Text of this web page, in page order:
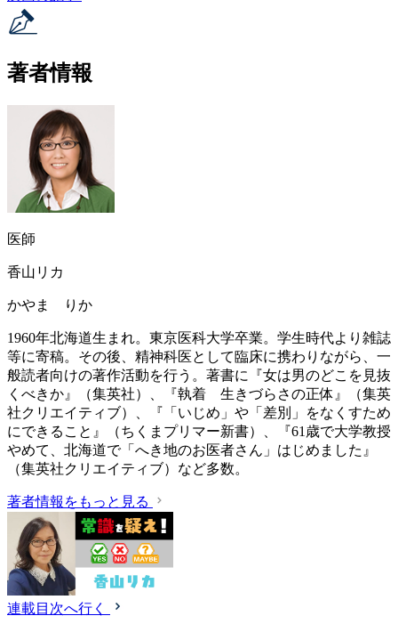
著者情報
医師
香山リカ
かやま りか
1960年北海道生まれ。東京医科大学卒業。学生時代より雑誌
等に寄稿。その後、精神科医として臨床に携わりながら、一
般読者向けの著作活動を行う。著書に『女は男のどこを見抜
くべきか』（集英社）、『執着 生きづらさの正体』（集英
社クリエイティブ）、『「いじめ」や「差別」をなくすため
にできること』（ちくまプリマー新書）、『61歳で大学教授
やめて、北海道で「へき地のお医者さん」はじめました』
（集英社クリエイティブ）など多数。
著者情報をもっと見る
連載目次へ行く